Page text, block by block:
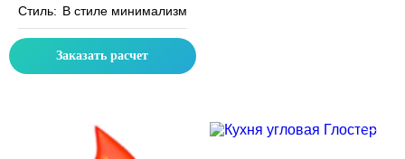
Стиль: В стиле минимализм
Заказать расчет